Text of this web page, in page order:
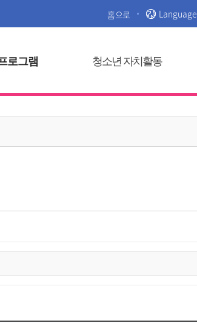
홈으로 Language
로그램 청소년 자치활동